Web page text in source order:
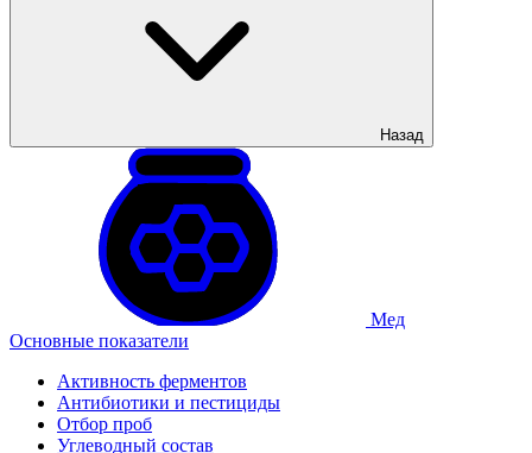
Назад
Мед
Основные показатели
Активность ферментов
Антибиотики и пестициды
Отбор проб
Углеводный состав